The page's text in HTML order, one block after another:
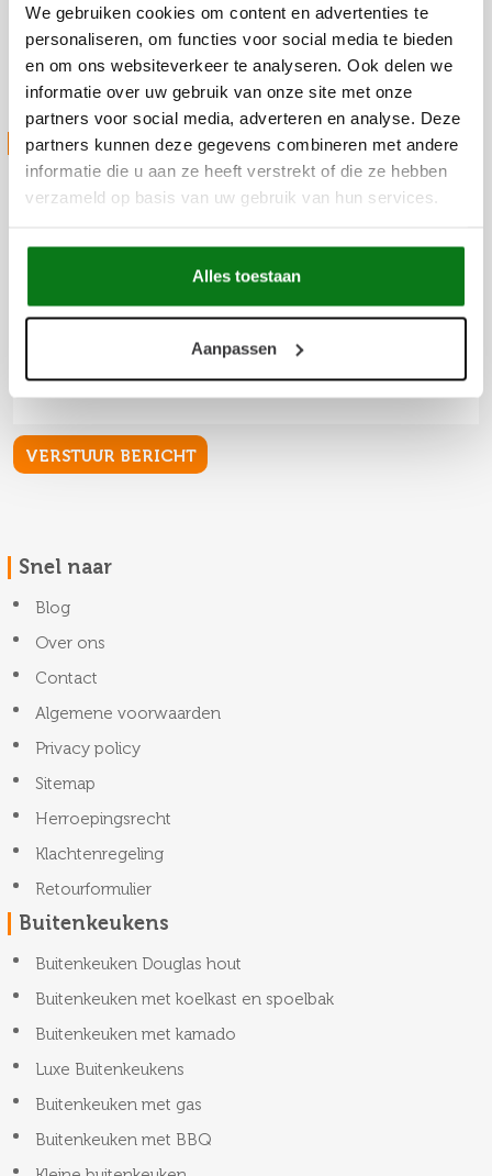
We gebruiken cookies om content en advertenties te
personaliseren, om functies voor social media te bieden
en om ons websiteverkeer te analyseren. Ook delen we
informatie over uw gebruik van onze site met onze
partners voor social media, adverteren en analyse. Deze
partners kunnen deze gegevens combineren met andere
informatie die u aan ze heeft verstrekt of die ze hebben
verzameld op basis van uw gebruik van hun services.
Alles toestaan
Aanpassen
Magazijn
Slachthuiskade 36
7602CV Almelo
STUUR ONS JE VRAAG
Snel naar
Blog
Over ons
Contact
Algemene voorwaarden
Privacy policy
Sitemap
Herroepingsrecht
Klachtenregeling
Retourformulier
Buitenkeukens
Buitenkeuken Douglas hout
Buitenkeuken met koelkast en spoelbak
Buitenkeuken met kamado
Luxe Buitenkeukens
Buitenkeuken met gas
Buitenkeuken met BBQ